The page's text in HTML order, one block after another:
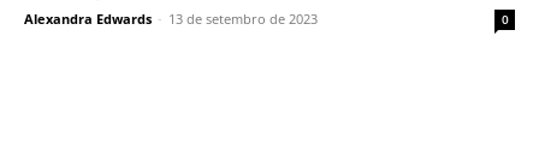
Alexandra Edwards - 13 de setembro de 2023 0